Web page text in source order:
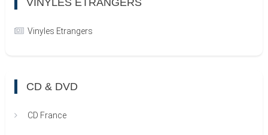
VINYLES ETRANGERS
Vinyles Etrangers
CD & DVD
CD France